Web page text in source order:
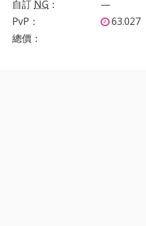
自訂 NG ： —
PvP ： 63.027
總價：